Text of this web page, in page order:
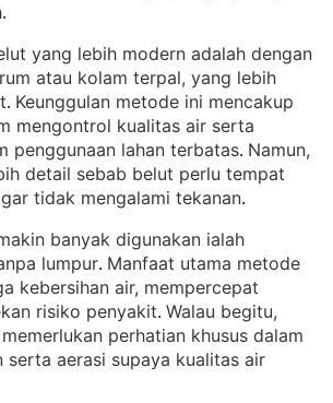
.
yang lebih modern adalah dengan
atau kolam terpal, yang lebih
. Keunggulan metode ini mencakup
mengontrol kualitas air serta
penggunaan lahan terbatas. Namun,
detail sebab belut perlu tempat
tidak mengalami tekanan.
banyak digunakan ialah
lumpur. Manfaat utama metode
kebersihan air, mempercepat
risiko penyakit. Walau begitu,
perhatian khusus dalam
serta aerasi supaya kualitas air